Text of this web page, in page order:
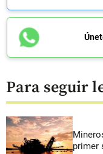
Para seguir
primer